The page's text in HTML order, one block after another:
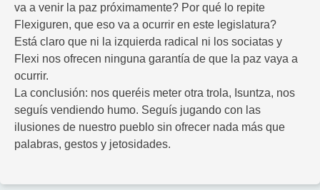
va a venir la paz próximamente? Por qué lo repite
Flexiguren, que eso va a ocurrir en este legislatura?
Está claro que ni la izquierda radical ni los sociatas y
Flexi nos ofrecen ninguna garantía de que la paz vaya a
ocurrir.
La conclusión: nos queréis meter otra trola, Isuntza, nos
seguís vendiendo humo. Seguís jugando con las
ilusiones de nuestro pueblo sin ofrecer nada más que
palabras, gestos y jetosidades.